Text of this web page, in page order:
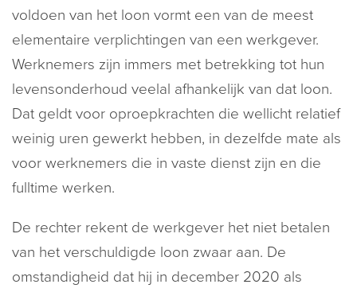
voldoen van het loon vormt een van de meest
elementaire verplichtingen van een werkgever.
Werknemers zijn immers met betrekking tot hun
levensonderhoud veelal afhankelijk van dat loon.
Dat geldt voor oproepkrachten die wellicht relatief
weinig uren gewerkt hebben, in dezelfde mate als
voor werknemers die in vaste dienst zijn en die
fulltime werken.
De rechter rekent de werkgever het niet betalen
van het verschuldigde loon zwaar aan. De
omstandigheid dat hij in december 2020 als